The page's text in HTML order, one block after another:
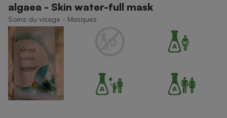
algaea - Skin water-full mask
Soins du visage - Masques